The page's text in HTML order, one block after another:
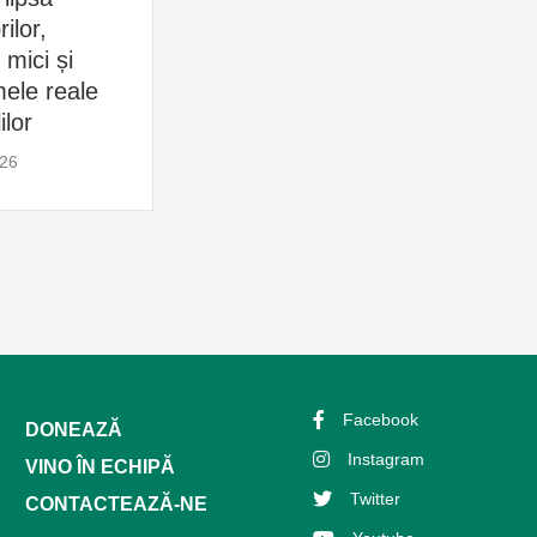
mici și
reale
DONEAZĂ
VINO ÎN ECHIPĂ
CONTACTEAZĂ-NE
Facebook
Instagram
Twitter